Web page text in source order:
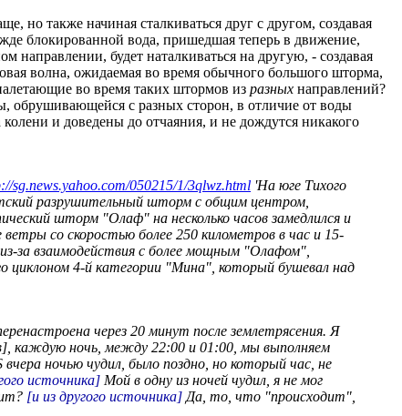
но также начиная сталкиваться друг с другом, создавая
блокированной вода, пришедшая теперь в движение,
будет наталкиваться на другую, - создавая
волна, ожидаемая во время обычного большого шторма,
во время таких штормов из разных направлений?
обрушивающейся с разных сторон, в отличие от воды
и доведены до отчаяния, и не дождутся никакого
sg.news.yahoo.com/050215/1/3qlwz.html 'На юге Тихого
разрушительный шторм с общим центром,
шторм "Олаф" на несколько часов замедлился и
со скоростью более 250 километров в час и 15-
за взаимодействия с более мощным "Олафом",
циклоном 4-й категории "Мина", который бушевал над
через 20 минут после землетрясения. Я
каждую ночь, между 22:00 и 01:00, мы выполняем
ночью чудил, было поздно, но который час, не
источника] Мой в одну из ночей чудил, я не мог
[и из другого источника]Да, то, что "происходит",